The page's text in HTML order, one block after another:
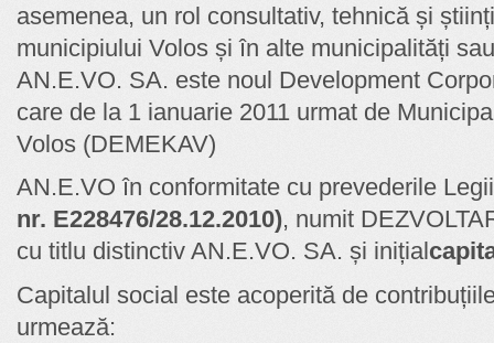
asemenea, un rol consultativ, tehnică și
municipiului Volos și în alte municipalități
AN.E.VO. SA. este noul Development
care de la 1 ianuarie 2011 urmat de
Volos (DEMEKAV)
AN.E.VO în conformitate cu prevederile
nr. E228476/28.12.2010), numit
cu titlu distinctiv AN.E.VO. SA. și inițial
Capitalul social este acoperită de
urmează: